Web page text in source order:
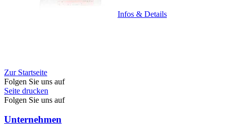
Infos & Details
Zur Startseite
Folgen Sie uns auf
Seite drucken
Folgen Sie uns auf
Unternehmen